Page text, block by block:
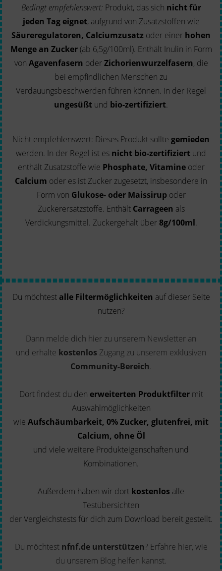
Bedingt empfehlenswert: Produkt, das sich nicht für
jeden Tag eignet, aufgrund von Zusatzstoffen wie
Säureregulatoren, Calciumzusatz oder einer hohen
Menge an Zucker(ab 6,5g/100ml). Enthält Inulin in Form
von Agavenfasern oderZichorienwurzelfasern, die
bei empfindlichen Menschen zu
Verdauungsbeschwerden führen können. In der Regel
ungesüßt und bio-zertifiziert.
Nicht empfehlenswert: Dieses Produkt sollte gemieden
werden. In der Regel ist es nicht bio-zertifiziert und
enthält Zusatzstoffe wie Phosphate, Vitamine oder
Calcium oder es ist Zucker zugesetzt, insbesondere in
Form von Glukose- oder Maissirupoder
Zuckerersatzstoffe. Enthält Carrageen als
Verdickungsmittel. Zuckergehalt über8g/100ml.
Du möchtest alle Filtermöglichkeiten auf dieser Seite
nutzen?
Dann melde dich hier zu unserem Newsletter an
und erhalte kostenlos Zugang zu unserem exklusiven
Community-Bereich.
Dort findest du den erweiterten Produktfiltermit
Auswahlmöglichkeiten
wie Aufschäumbarkeit, 0% Zucker, glutenfrei, mit
Calcium, ohne Öl
und viele weitere Produkteigenschaften und
Kombinationen.
Außerdem haben wir dort kostenlos alle
Testübersichten
der Vergleichstests für dich zum Download bereit gestellt.
Du möchtest nfnf.de unterstützen? Erfahre hier, wie
du unserem Blog helfen kannst.